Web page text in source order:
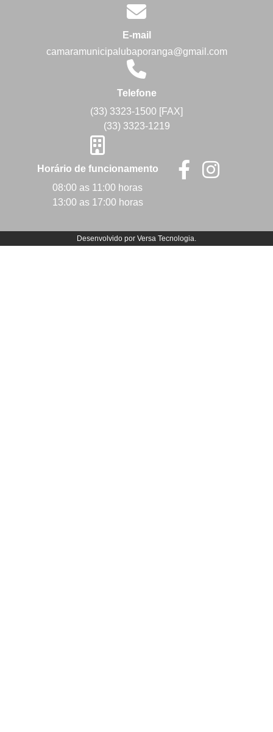
E-mail
camaramunicipalubaporanga@gmail.com
Telefone
(33) 3323-1500 [FAX]
(33) 3323-1219
Horário de funcionamento
08:00 as 11:00 horas
13:00 as 17:00 horas
Desenvolvido por Versa Tecnologia.